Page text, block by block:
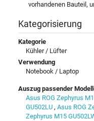
vorhandenen Bauteil,
Kategorisierung
Kategorie
Kühler / Lüfter
Verwendung
Notebook / Laptop
Auszug passender
Asus ROG Zephyrus
GU502LU , Asus ROG
Zephyrus M15